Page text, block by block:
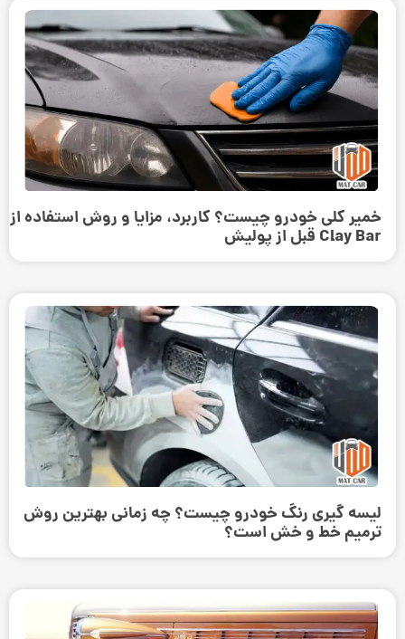
خمیر کلی خودرو چیست؟ کاربرد، مزایا و روش استفاده از
Clay Bar قبل از پولیش
لیسه گیری رنگ خودرو چیست؟ چه زمانی بهترین روش
ترمیم خط و خش است؟